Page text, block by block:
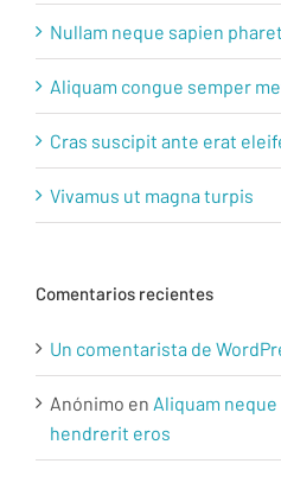
Nullam neque sapien
Aliquam congue semper
Cras suscipit ante erat
Vivamus ut magna turpis
Comentarios recientes
Un comentarista de
Anónimo en Aliquam
hendrerit eros